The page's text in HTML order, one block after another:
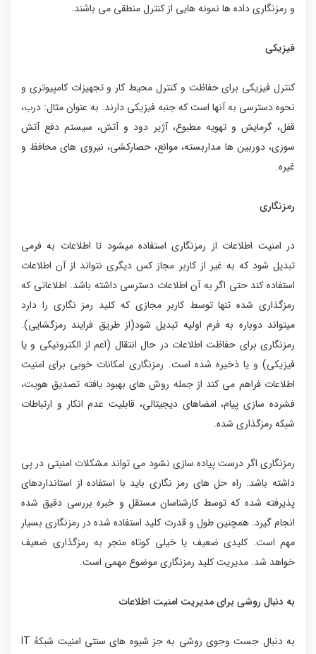
و رمزنگاری داده ها نمونه هایی از کنترل منطقی می باشند.
فیزیکی
کنترل فیزیکی برای حفاظت و کنترل محیط کار و تجهیزات کامپیوتری و
نحوه دسترسی به آنها است که جنبه فیزیکی دارند. به عنوان مثال: درب،
قفل، گرمایش و تهویه مطبوع، آژیر دود و آتش، سیستم دفع آتش
سوزی، دوربین ها مداربسته، موانع، حصارکشی، نیروی های محافظ و
غیره.
رمزنگاری
در امنیت اطلاعات از رمزنگاری استفاده میشود تا اطلاعات به فرمی
تبدیل شود که به غیر از کاربر مجاز کس دیگری نتواند از آن اطلاعات
استفاده کند حتی اگر به آن اطلاعات دسترسی داشته باشد. اطلاعاتی که
رمزگذاری شده تنها توسط کاربر مجازی که کلید رمز نگاری را دارد
میتواند دوباره به فرم اولیه تبدیل شود(از طریق فرایند رمزگشایی).
رمزنگاری برای حفاظت اطلاعات در حال انتقال (اعم از الکترونیکی و یا
فیزیکی) و یا ذخیره شده است. رمزنگاری امکانات خوبی برای امنیت
اطلاعات فراهم می کند از جمله روش های بهبود یافته تصدیق هویت،
فشرده سازی پیام، امضاهای دیجیتالی، قابلیت عدم انکار و ارتباطات
شبکه رمزگذاری شده.
رمزنگاری اگر درست پیاده سازی نشود می تواند مشکلات امنیتی در پی
داشته باشد. راه حل های رمز نگاری باید با استفاده از استانداردهای
پذیرفته شده که توسط کارشناسان مستقل و خبره بررسی دقیق شده
انجام گیرد. همچنین طول و قدرت کلید استفاده شده در رمزنگاری بسیار
مهم است. کلیدی ضعیف یا خیلی کوتاه منجر به رمزگذاری ضعیف
خواهد شد. مدیریت کلید رمزنگاری موضوع مهمی است.
به دنبال روشی برای مدیریت امنیت اطلاعات
به دنبال جست وجوی روشی به جز شیوه های سنتی امنیت شبکهٔ IT